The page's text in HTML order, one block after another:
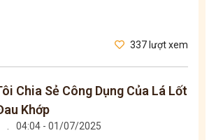
337 lượt xem
Chia Sẻ Công Dụng Của Lá Lốt
Khớp
04:04 - 01/07/2025